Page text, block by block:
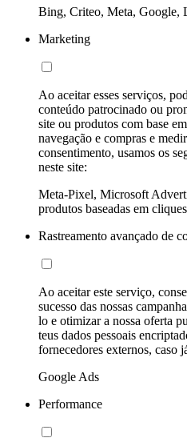
Bing, Criteo, Meta, Google,
Marketing
Ao aceitar esses serviços,
conteúdo patrocinado ou
site ou produtos com base
navegação e compras e
consentimento, usamos os
neste site:
Meta-Pixel, Microsoft
produtos baseadas em
Rastreamento avançado de
Ao aceitar este serviço,
sucesso das nossas
lo e otimizar a nossa oferta
teus dados pessoais
fornecedores externos, caso
Google Ads
Performance